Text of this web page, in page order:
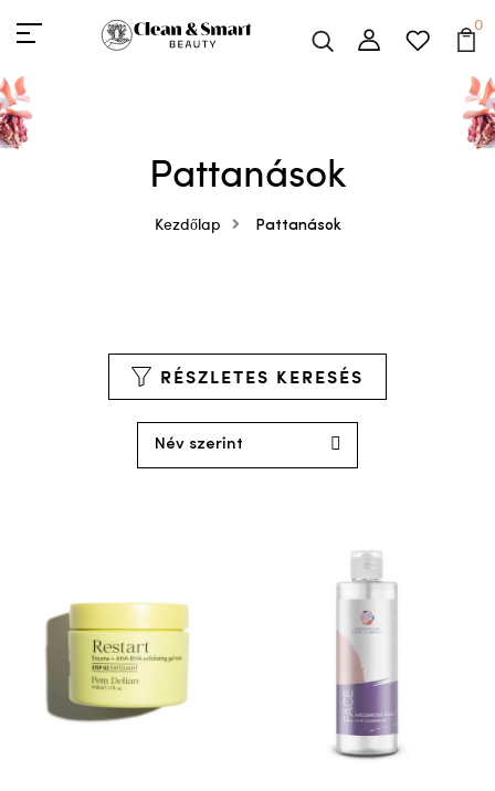
0
Pattanások
Kezdőlap Pattanások
RÉSZLETES KERESÉS